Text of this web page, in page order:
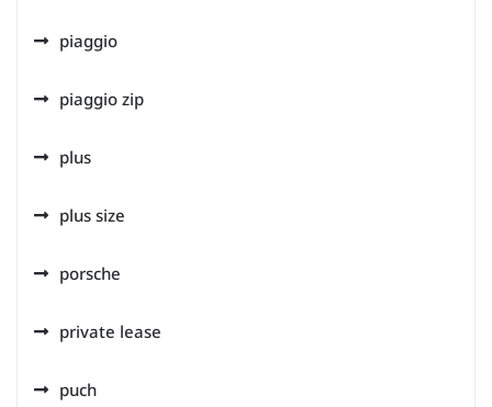
piaggio
piaggio zip
plus
plus size
porsche
private lease
puch